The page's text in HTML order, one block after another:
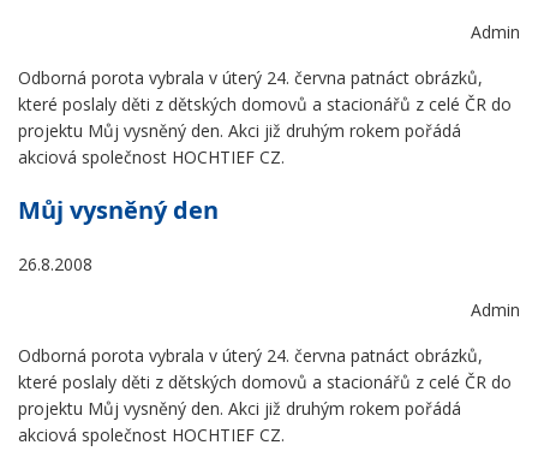
Admin
Odborná porota vybrala v úterý 24. června patnáct obrázků,
které poslaly děti z dětských domovů a stacionářů z celé ČR do
projektu Můj vysněný den. Akci již druhým rokem pořádá
akciová společnost HOCHTIEF CZ.
Můj vysněný den
26.8.2008
Admin
Odborná porota vybrala v úterý 24. června patnáct obrázků,
které poslaly děti z dětských domovů a stacionářů z celé ČR do
projektu Můj vysněný den. Akci již druhým rokem pořádá
akciová společnost HOCHTIEF CZ.